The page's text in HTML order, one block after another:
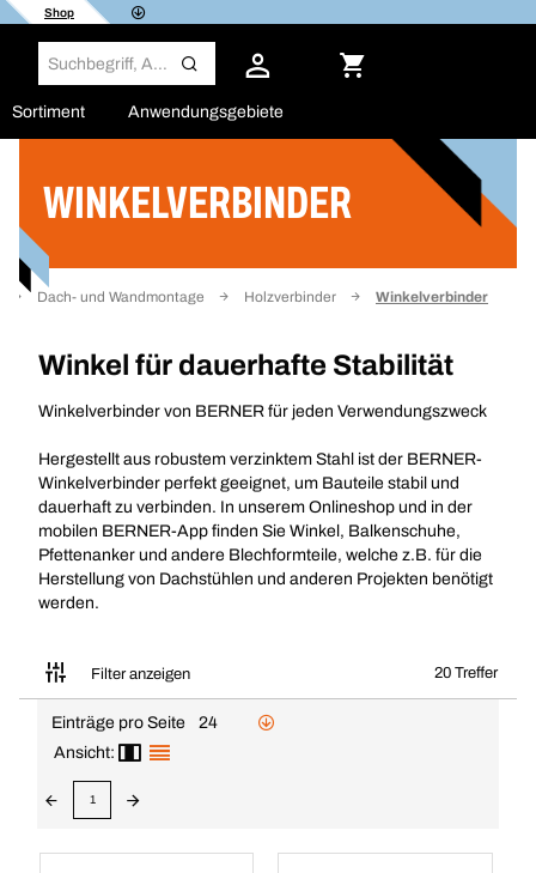
Shop
Sortiment Anwendungsgebiete
WINKELVERBINDER
Dach- und Wandmontage Holzverbinder Winkelverbinder
Winkel für dauerhafte Stabilität
Winkelverbinder von BERNER für jeden Verwendungszweck
Hergestellt aus robustem verzinktem Stahl ist der BERNER-
Winkelverbinder perfekt geeignet, um Bauteile stabil und
dauerhaft zu verbinden. In unserem Onlineshop und in der
mobilen BERNER-App finden Sie Winkel, Balkenschuhe,
Pfettenanker und andere Blechformteile, welche z.B. für die
Herstellung von Dachstühlen und anderen Projekten benötigt
werden.
Filter anzeigen 20 Treffer
Filter
Einträge pro Seite
24
Ansicht:
1